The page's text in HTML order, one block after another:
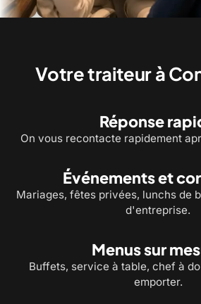
Votre traiteur à
Réponse
On vous recontacte rapidement
Événements et
Mariages, fêtes privées, lunchs de
d'entreprise.
Menus sur
Buffets, service à table, chef à
emporter.